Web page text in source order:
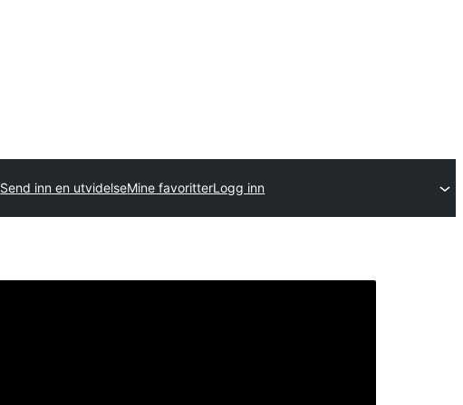
Send inn en utvidelseMine favoritterLogg inn